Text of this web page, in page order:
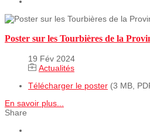
Poster sur les Tourbières de la
19 Fév 2024
Actualités
Télécharger le poster (3 MB,
En savoir plus...
Share